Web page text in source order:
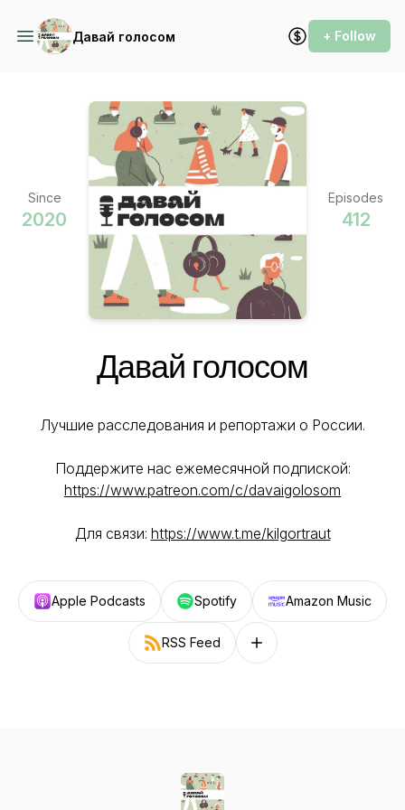
Давай голосом + Follow
Since
2020
Episodes
412
Давай голосом
Лучшие расследования и репортажи о России.
Поддержите нас ежемесячной подпиской:
https://www.patreon.com/c/davaigolosom
Для связи: https://www.t.me/kilgortraut
Apple Podcasts Spotify Amazon Music
RSS Feed Follow on other platforms